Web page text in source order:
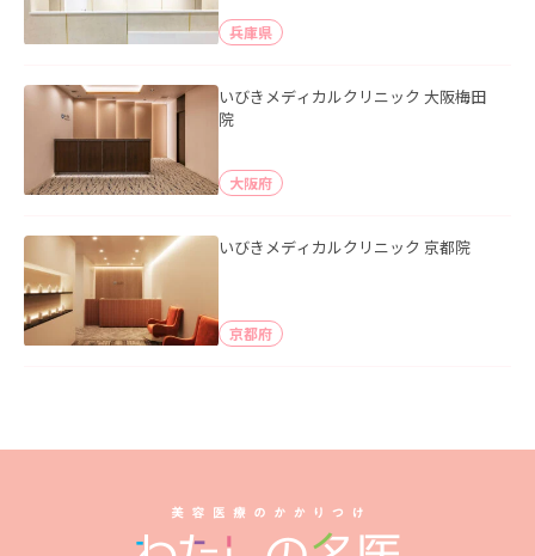
兵庫県
いびきメディカルクリニック 大阪梅田
院
大阪府
いびきメディカルクリニック 京都院
京都府